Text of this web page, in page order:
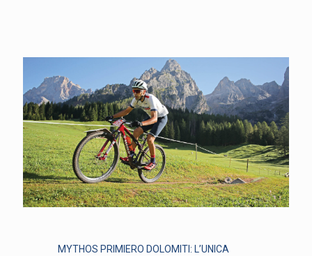
MYTHOS PRIMIERO DOLOMITI: L’UNICA